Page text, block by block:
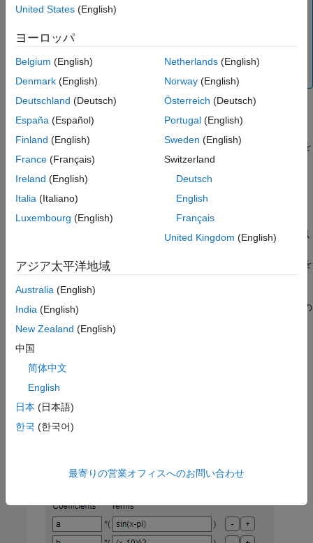
ヒント
似]を選択します。方程式を一連の線形関数で表せるかわ
からない場合は、代わりに[カスタム式]を選択します。
線形近似によるカスタム近似の対話的な選択
フィッター]
[データ]セクションで[データの選択]
を
クリックします。[近似データの選択] ダイアログ ボックス
で、[X データ] [Y データ]の値を選択します。
曲線フィッターにより、既定の多項式近似が作成されます。
モデル タイプを変更します。[曲線フィッター]タブの
[近似
きます。ギャラリーで、
を
クリックします。
[近似オプション]
をクリックすると式の
United States (English)
ヨーロッパ
Belgium (English)
Denmark (English)
Deutschland (Deutsch)
España (Español)
Finland (English)
France (Français)
Ireland (English)
Italia (Italiano)
Luxembourg (English)
Netherlands(English)
Norway(English)
Österreich (Deutsch)
Portugal(English)
Sweden (English)
Switzerland
Deutsch
English
Français
United Kingdom (English)
アジア太平洋地域
Australia (English)
India (English)
New Zealand (English)
中国
简体中文
English
日本 (日本語)
한국 (한국어)
最寄りの営業オフィスへのお問い合わせ